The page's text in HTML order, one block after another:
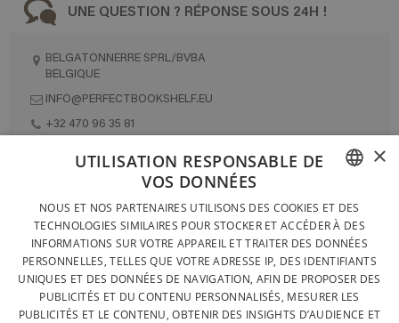
UNE QUESTION ? RÉPONSE SOUS 24H !
BELGATONNERRE SPRL/BVBA
BELGIQUE
INFO@PERFECTBOOKSHELF.EU
+32 470 96 35 81
CONTACTEZ-NOUS
PROTECTION DES DONNÉES
CONDITIONS GÉNÉRALES DE VENTE
SITEMAP
FRENCH
DUTCH
ENGLISH
×
UTILISATION RESPONSABLE DE
VOS DONNÉES
NOUS ET NOS PARTENAIRES UTILISONS DES COOKIES ET DES
TECHNOLOGIES SIMILAIRES POUR STOCKER ET ACCÉDER À DES
INFORMATIONS SUR VOTRE APPAREIL ET TRAITER DES DONNÉES
PERSONNELLES, TELLES QUE VOTRE ADRESSE IP, DES IDENTIFIANTS
UNIQUES ET DES DONNÉES DE NAVIGATION, AFIN DE PROPOSER DES
PUBLICITÉS ET DU CONTENU PERSONNALISÉS, MESURER LES
PUBLICITÉS ET LE CONTENU, OBTENIR DES INSIGHTS D’AUDIENCE ET